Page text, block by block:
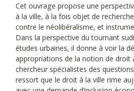
Cet ouvrage propose une
à la ville, à la fois objet de
contre le néolibéralisme, et
Dans la perspective du tournant
études urbaines, il donne à voir la
appropriations de la notion de droit
chercheur spécialistes des
ressort que le droit à la ville rime